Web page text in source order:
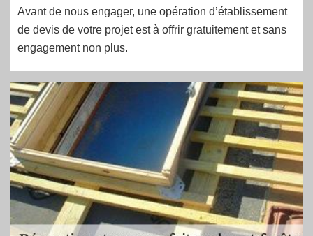
Avant de nous engager, une opération d’établissement
de devis de votre projet est à offrir gratuitement et sans
engagement non plus.